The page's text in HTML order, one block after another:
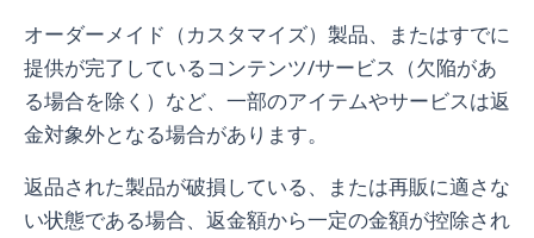
オーダーメイド（カスタマイズ）製品、またはすでに
提供が完了しているコンテンツ/サービス（欠陥があ
る場合を除く）など、一部のアイテムやサービスは返
金対象外となる場合があります。
返品された製品が破損している、または再販に適さな
い状態である場合、返金額から一定の金額が控除され